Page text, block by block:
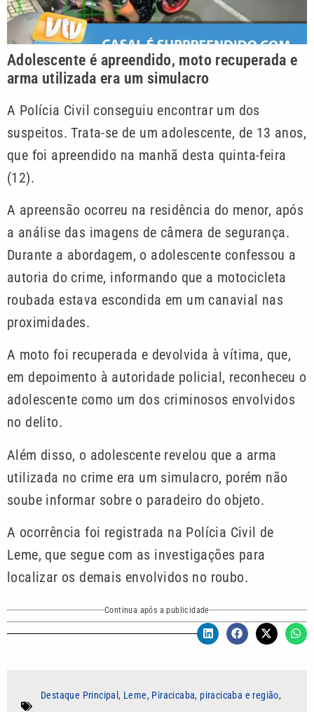
Adolescente é apreendido, moto recuperada e
arma utilizada era um simulacro
A Polícia Civil conseguiu encontrar um dos
suspeitos. Trata-se de um adolescente, de 13 anos,
que foi apreendido na manhã desta quinta-feira
(12).
A apreensão ocorreu na residência do menor, após
a análise das imagens de câmera de segurança.
Durante a abordagem, o adolescente confessou a
autoria do crime, informando que a motocicleta
roubada estava escondida em um canavial nas
proximidades.
A moto foi recuperada e devolvida à vítima, que,
em depoimento à autoridade policial, reconheceu o
adolescente como um dos criminosos envolvidos
no delito.
Além disso, o adolescente revelou que a arma
utilizada no crime era um simulacro, porém não
soube informar sobre o paradeiro do objeto.
A ocorrência foi registrada na Polícia Civil de
Leme, que segue com as investigações para
localizar os demais envolvidos no roubo.
Continua após a publicidade
Destaque Principal, Leme, Piracicaba, piracicaba e região,